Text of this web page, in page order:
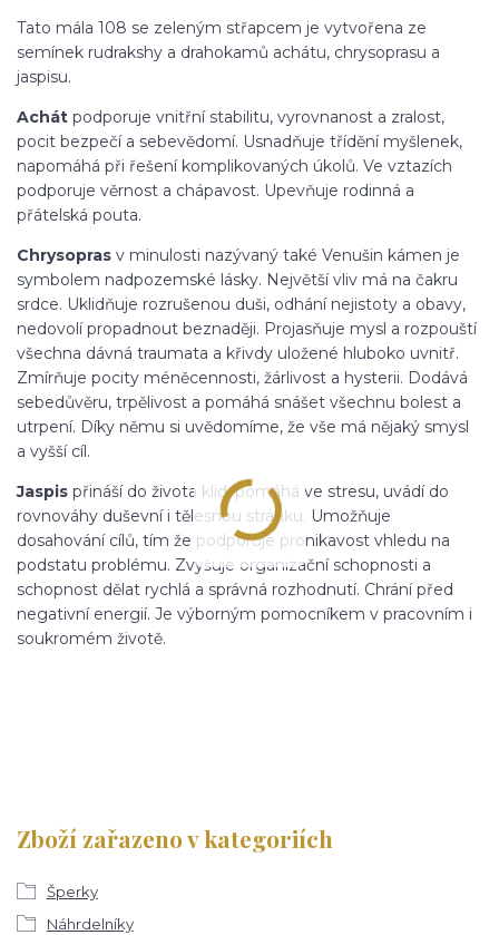
Tato mála 108 se zeleným střapcem je vytvořena ze
semínek rudrakshy a drahokamů achátu, chrysoprasu a
jaspisu.
Achát podporuje vnitřní stabilitu, vyrovnanost a zralost,
pocit bezpečí a sebevědomí. Usnadňuje třídění myšlenek,
napomáhá při řešení komplikovaných úkolů. Ve vztazích
podporuje věrnost a chápavost. Upevňuje rodinná a
přátelská pouta.
Chrysopras v minulosti nazývaný také Venušin kámen je
symbolem nadpozemské lásky. Největší vliv má na čakru
srdce. Uklidňuje rozrušenou duši, odhání nejistoty a obavy,
nedovolí propadnout beznaději. Projasňuje mysl a rozpouští
všechna dávná traumata a křivdy uložené hluboko uvnitř.
Zmírňuje pocity méněcennosti, žárlivost a hysterii. Dodává
sebedůvěru, trpělivost a pomáhá snášet všechnu bolest a
utrpení. Díky němu si uvědomíme, že vše má nějaký smysl
a vyšší cíl.
Jaspis přináší do života klid, pomáhá ve stresu, uvádí do
rovnováhy duševní i tělesnou stránku. Umožňuje
dosahování cílů, tím že podporuje pronikavost vhledu na
podstatu problému. Zvyšuje organizační schopnosti a
schopnost dělat rychlá a správná rozhodnutí. Chrání před
negativní energií. Je výborným pomocníkem v pracovním i
soukromém životě.
Zboží zařazeno v kategoriích
Šperky
Náhrdelníky